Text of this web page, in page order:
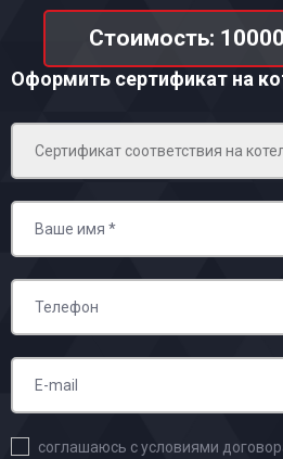
Стоимость:
Оформить сертификат на
соглашаюсь с условиями